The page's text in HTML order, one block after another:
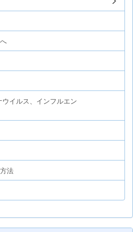
イルス、インフルエン
法